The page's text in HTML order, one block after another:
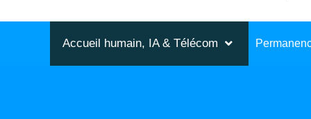
Accueil humain, IA & Télécom